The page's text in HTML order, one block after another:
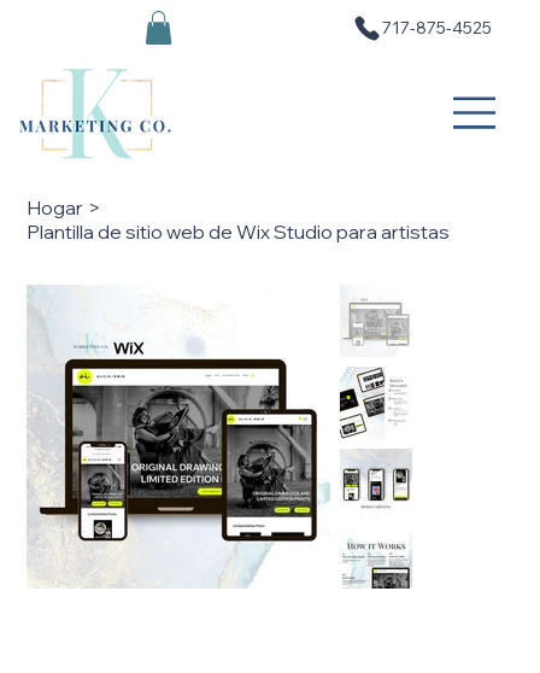
717-875-4525
Hogar >
Plantilla de sitio web de Wix Studio para artistas